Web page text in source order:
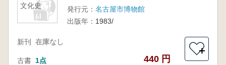
文化史
発行元： 名古屋市博物館
出版年： 1983/
新刊 在庫なし
古書 1点 440 円
＋